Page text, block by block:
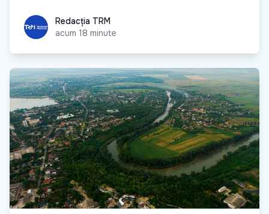
Redacția TRM
Redacția TRM
acum 18 minute